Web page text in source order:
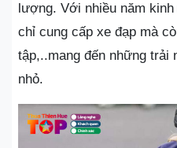
lượng. Với nhiều năm
chỉ cung cấp xe đạp mà
tập,..mang đến những trải
nhỏ.